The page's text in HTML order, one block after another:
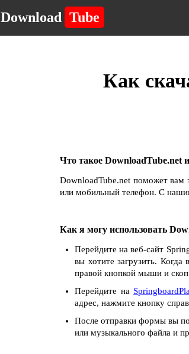
Download Tube
Как
Что такое DownloadTube.net
DownloadTube.net поможет вам
или мобильный телефон. С
Как я могу использовать
Перейдите на веб-сайт
вы хотите загрузить.
правой кнопкой мыши и
Перейдите на
адрес, нажмите кнопку
После отправки формы вы
или музыкального файла и